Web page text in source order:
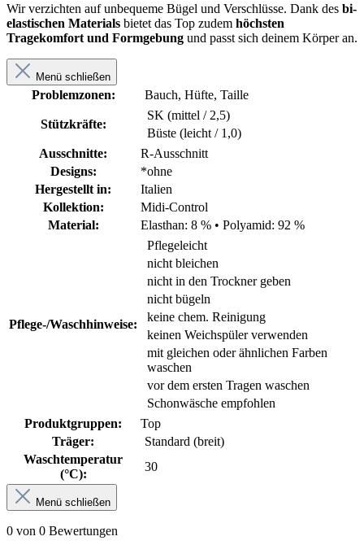
Wir verzichten auf unbequeme Bügel und Verschlüsse. Dank des bi-
elastischen Materials bietet das Top zudem höchsten
Tragekomfort und Formgebung und passt sich deinem Körper an.
Menü schließen
Problemzonen: Bauch, Hüfte, Taille
Stützkräfte:
SK (mittel / 2,5)
Büste (leicht / 1,0)
Ausschnitte:
R-Ausschnitt
Designs:
*ohne
Hergestellt in:
Italien
Kollektion:
Midi-Control
Material:
Elasthan: 8 % • Polyamid: 92 %
Pflege-/Waschhinweise:
Pflegeleicht
nicht bleichen
nicht in den Trockner geben
nicht bügeln
keine chem. Reinigung
keinen Weichspüler verwenden
mit gleichen oder ähnlichen Farben
waschen
vor dem ersten Tragen waschen
Schonwäsche empfohlen
Produktgruppen:
Top
Träger:
Standard (breit)
Waschtemperatur
(°C):
30
Menü schließen
0 von 0 Bewertungen